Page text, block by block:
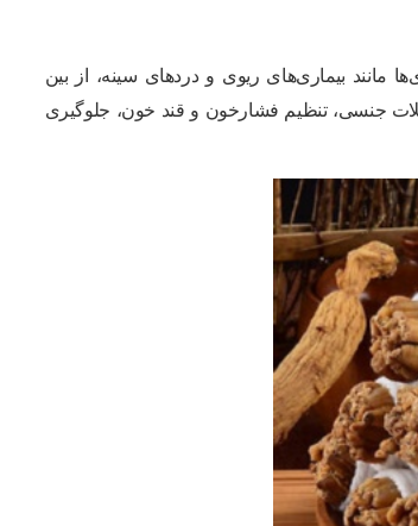
مانند بیماری‌های ریوی و درد‌های سینه، از بین
جنسی، تنظیم فشارخون و قند خون، جلوگیری